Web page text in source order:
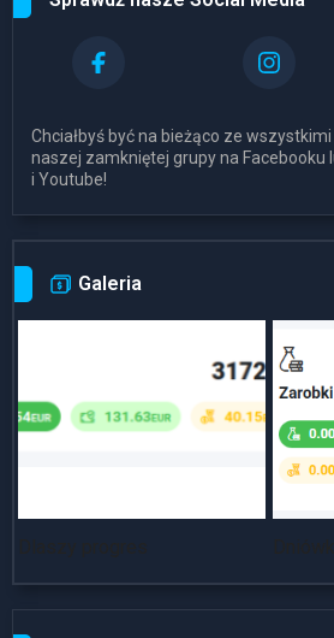
Chciałbyś być na bieżąco ze
naszej zamkniętej grupy na Facebooku
i Youtube!
Galeria